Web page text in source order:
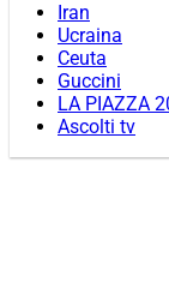
Iran
Ucraina
Ceuta
Guccini
LA PIAZZA
Ascolti tv